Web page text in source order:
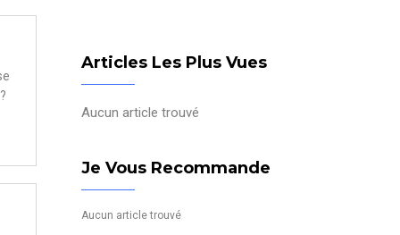
Articles Les Plus Vues
Aucun article trouvé
Je Vous Recommande
Aucun article trouvé